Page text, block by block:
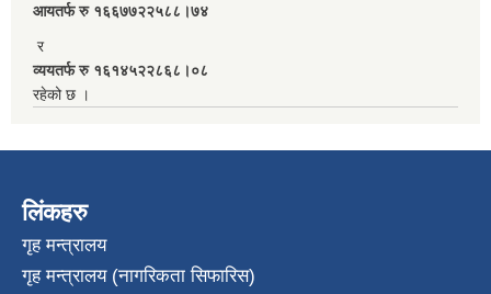
आयतर्फ रु‌ १६६७७२२५८८।७४
र
व्ययतर्फ रु १६१४५२२८६८।०८
रहेको छ ।
लिंकहरु
गृह मन्त्रालय
गृह मन्त्रालय (नागरिकता सिफारिस)